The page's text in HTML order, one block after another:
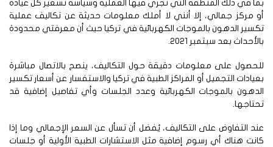
في ذلك المنطقة التي تجري فيها العملية وسياسة تسعير كل عيادة
مركز جمالي، إلا أنني لا أملك معلومات حديثة عن تكاليف عملية
الدهون بالموجات الكهربائية في تركيا حيث أن معرفتي محدودة
بعد سبتمبر 2021.
على معلومات دقيقة حول التكاليف، ينصح بالاتصال مباشرة
التجميل أو المراكز الطبية في تركيا والاستفسار عن أسعار تكسير
بالموجات الكهربائية وعدد الجلسات وأي تفاصيل إضافية قد
التفاوض على التكاليف، يُفضل أن تسأل عن السعر الإجمالي وما إذا
هناك أي رسوم إضافية مثل الاستشارات الطبية الأولية أو جلسات